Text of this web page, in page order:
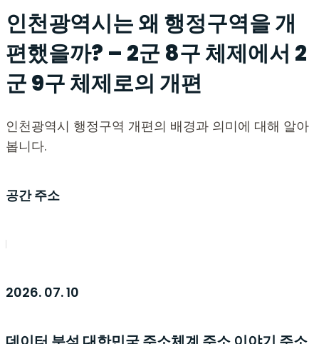
인천광역시는 왜 행정구역을 개
편했을까? – 2군 8구 체제에서 2
군 9구 체제로의 개편
인천광역시 행정구역 개편의 배경과 의미에 대해 알아
봅니다.
공간 주소
2026. 07. 10